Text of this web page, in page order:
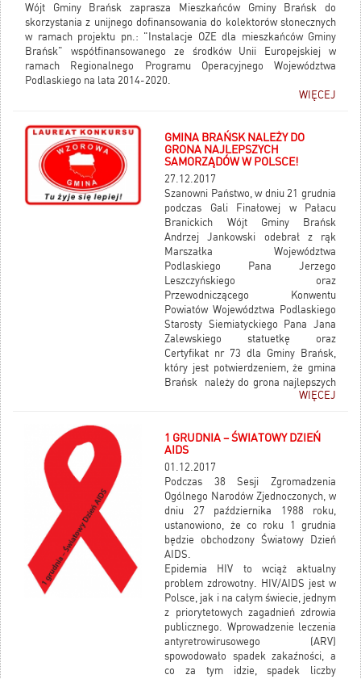
to 24 800,00 zł. Program realizowany
jest w okresie od 19 lipca 2017 r. do
31 grudnia 2019 r.
Wójt Gminy Brańsk zaprasza Mieszkańców Gminy Brańsk do
skorzystania z unijnego dofinansowania do kolektorów słonecznych
w ramach projektu pn.: "Instalacje OZE dla mieszkańców Gminy
Brańsk" współfinansowanego ze środków Unii Europejskiej w
ramach Regionalnego Programu Operacyjnego Województwa
Podlaskiego na lata 2014-2020.
WIĘCEJ
GMINA BRAŃSK NALEŻY DO
GRONA NAJLEPSZYCH
SAMORZĄDÓW W POLSCE!
27.12.2017
Szanowni Państwo, w dniu 21 grudnia
podczas Gali Finałowej w Pałacu
Branickich Wójt Gminy Brańsk
Andrzej Jankowski odebrał z rąk
Marszałka Województwa
Podlaskiego Pana Jerzego
Leszczyńskiego oraz
Przewodniczącego Konwentu
Powiatów Województwa Podlaskiego
Starosty Siemiatyckiego Pana Jana
Zalewskiego statuetkę oraz
Certyfikat nr 73 dla Gminy Brańsk,
który jest potwierdzeniem, że gmina
Brańsk należy do grona najlepszych
samorządów w Polsce i ma prawo
WIĘCEJ
1 GRUDNIA – ŚWIATOWY DZIEŃ
AIDS
01.12.2017
Podczas 38 Sesji Zgromadzenia
Ogólnego Narodów Zjednoczonych, w
dniu 27 października 1988 roku,
ustanowiono, że co roku 1 grudnia
będzie obchodzony Światowy Dzień
AIDS.
Epidemia HIV to wciąż aktualny
problem zdrowotny. HIV/AIDS jest w
Polsce, jak i na całym świecie, jednym
z priorytetowych zagadnień zdrowia
publicznego. Wprowadzenie leczenia
antyretrowirusowego (ARV)
spowodowało spadek zakaźności, a
co za tym idzie, spadek liczby